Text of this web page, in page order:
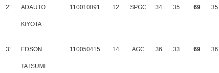
2° ADAUTO
KIYOTA
110010091 12 SPGC 34 35 69 35
3° EDSON
TATSUMI
110050415 14 AGC 36 33 69 36